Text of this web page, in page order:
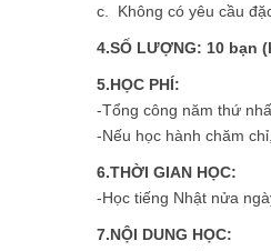
c. Không có yêu cầu
4.SỐ LƯỢNG: 10 bạn
5.HỌC PHÍ:
-Tổng công năm thứ
-Nếu học hành chăm
6.THỜI GIAN HỌC:
-Học tiếng Nhật nửa
7.NỘI DUNG HỌC: